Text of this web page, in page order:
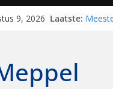
9, 2026 Laatste: